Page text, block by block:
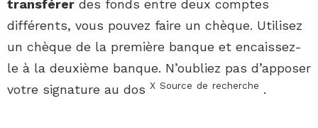
transférer des fonds entre deux comptes
différents, vous pouvez faire un chèque. Utilisez
un chèque de la première banque et encaissez-
le à la deuxième banque. N’oubliez pas d’apposer
votre signature au dos X Source de recherche .